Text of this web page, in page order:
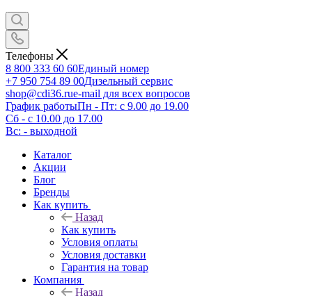
Телефоны
8 800 333 60 60Единый номер
+7 950 754 89 00Дизельный сервис
shop@cdi36.rue-mail для всех вопросов
График работыПн - Пт: с 9.00 до 19.00
Сб - с 10.00 до 17.00
Вс: - выходной
Каталог
Акции
Блог
Бренды
Как купить
Назад
Как купить
Условия оплаты
Условия доставки
Гарантия на товар
Компания
Назад